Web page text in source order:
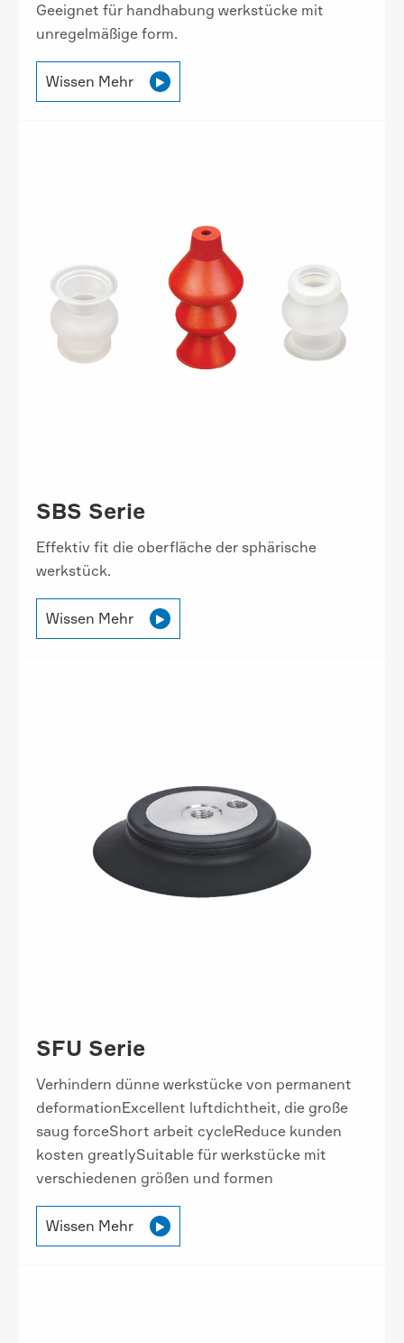
Geeignet für handhabung werkstücke mit
unregelmäßige form.
Wissen Mehr 
SBS Serie
Effektiv fit die oberfläche der sphärische
werkstück.
Wissen Mehr 
SFU Serie
Verhindern dünne werkstücke von permanent
deformationExcellent luftdichtheit, die große
saug forceShort arbeit cycleReduce kunden
kosten greatlySuitable für werkstücke mit
verschiedenen größen und formen
Wissen Mehr 